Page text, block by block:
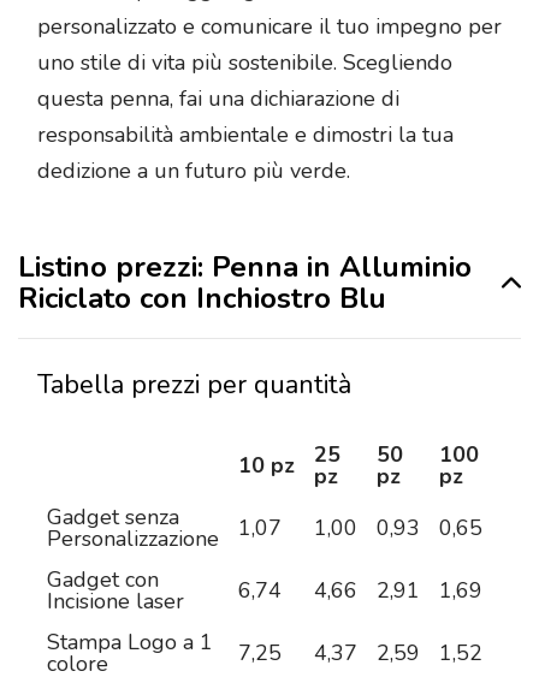
personalizzato e comunicare il tuo impegno per
uno stile di vita più sostenibile. Scegliendo
questa penna, fai una dichiarazione di
responsabilità ambientale e dimostri la tua
dedizione a un futuro più verde.
Listino prezzi: Penna in Alluminio
Riciclato con Inchiostro Blu
Tabella prezzi per quantità
10 pz 25
pz
50
pz
100
pz
Gadget senza
Personalizzazione 1,07 1,00 0,93 0,65
Gadget con
Incisione laser 6,74 4,66 2,91 1,69
Stampa Logo a 1
colore 7,25 4,37 2,59 1,52